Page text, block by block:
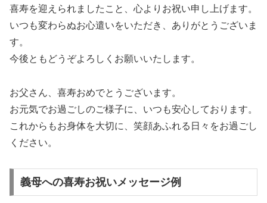
喜寿を迎えられましたこと、心よりお祝い申し上げます。
いつも変わらぬお心遣いをいただき、ありがとうございま
す。
今後ともどうぞよろしくお願いいたします。
お父さん、喜寿おめでとうございます。
お元気でお過ごしのご様子に、いつも安心しております。
これからもお身体を大切に、笑顔あふれる日々をお過ごし
ください。
義母への喜寿お祝いメッセージ例